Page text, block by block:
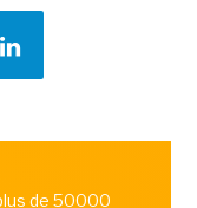
de 50000